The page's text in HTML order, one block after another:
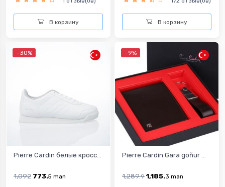
В корзину В корзину
-30%
Pierre Cardin белые кросс...
1,092 773.5 man
-9%
Pierre Cardin Gara goňur ...
1,289.9 1,185.3 man